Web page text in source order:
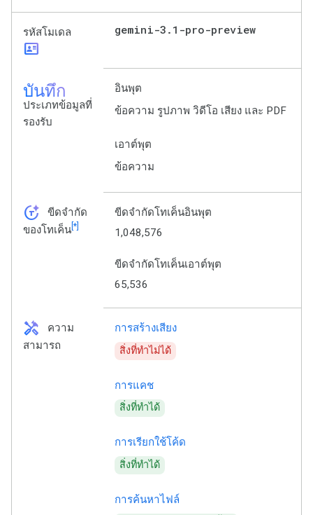
รหัสโมเดล
id_card
gemini-3 . 1-pro-preview
บันทึก
ประเภทข้อมูลที่
รองรับ
อินพุต
ข้อความ รูปภาพ วิดีโอ เสียง และ PDF
เอาต์พุต
ข้อความ
token_auto
ขีดจำกัด
ของโทเค็น[*]
ขีดจำกัดโทเค็นอินพุต
1,048,576
ขีดจำกัดโทเค็นเอาต์พุต
65,536
handyman
ความ
สามารถ
การสร้างเสียง
สิ่งที่ทำไม่ได้
การแคช
สิ่งที่ทำได้
การเรียกใช้โค้ด
สิ่งที่ทำได้
การค้นหาไฟล์